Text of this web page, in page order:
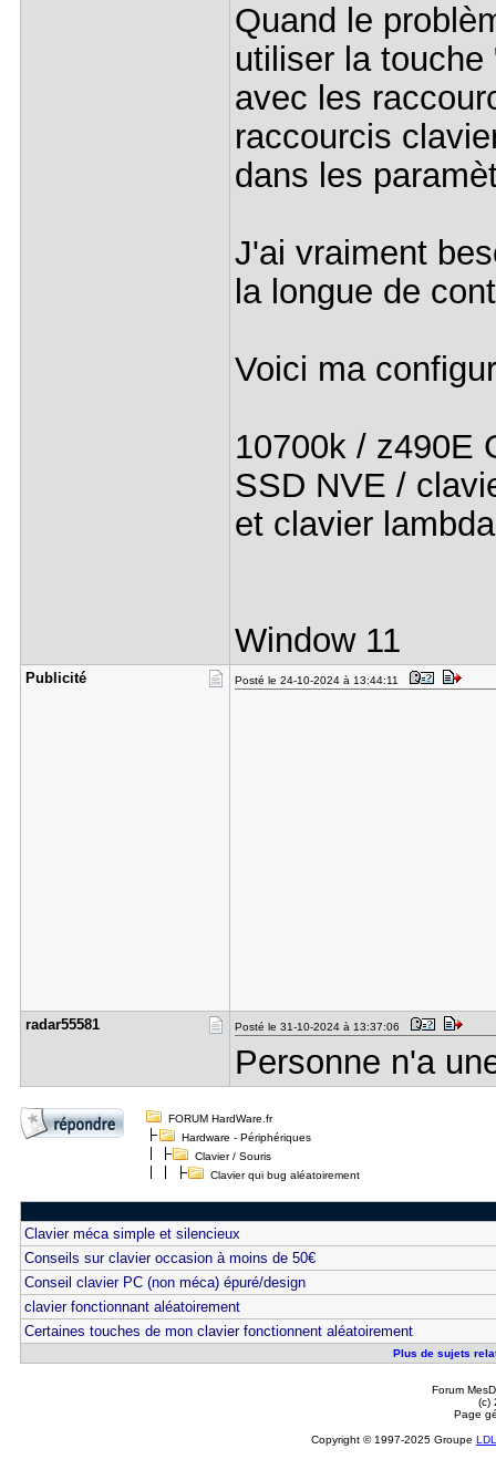
Quand le
utiliser la
avec les
raccourcis
dans les
J'ai vraiment
la longue de
Voici ma
10700k / z490E
SSD NVE /
et clavier lambda
Window 11
Publicité Posté le 24-10-2024 à 13:44:11
radar55581 Posté le 31-10-2024 à 13:37:06
Personne n'a
FORUM HardWare.fr
Hardware - Périphériques
Clavier / Souris
Clavier qui bug aléatoirement
Clavier méca simple et silencieux
Conseils sur clavier occasion à moins de 50€
Conseil clavier PC (non méca) épuré/design
clavier fonctionnant aléatoirement
Certaines touches de mon clavier fonctionnent aléatoirement
Plus de sujets
Forum
(c)
Page
Copyright © 1997-2025 Groupe